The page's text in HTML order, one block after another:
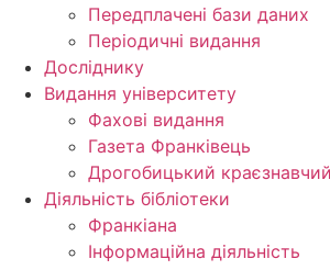
Передплачені бази даних
Періодичні видання
Досліднику
Видання університету
Фахові видання
Газета Франківець
Дрогобицький
Діяльність бібліотеки
Франкіана
Інформаційна діяльність